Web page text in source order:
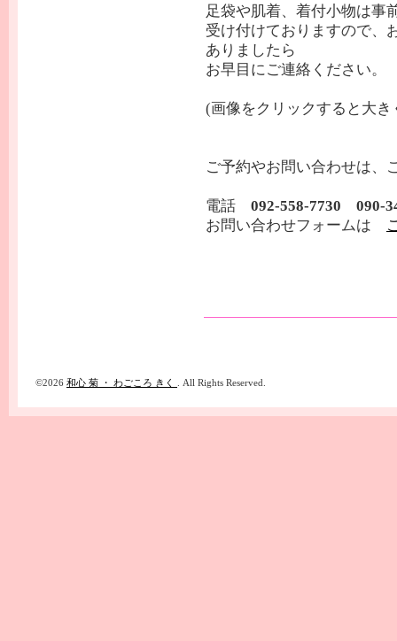
足袋や肌着、着付小物は事
受け付けておりますので、
ありましたら
お早目にご連絡ください。
(画像をクリックすると大き
ご予約やお問い合わせは、
電話 092-558-7730 090-
お問い合わせフォームは
©2026 和心 菊 ・ わごころ きく . All Rights Reserved.